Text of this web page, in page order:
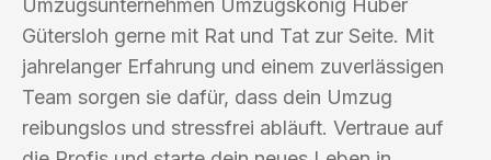
Umzugsunternehmen Umzugskönig Huber
Gütersloh gerne mit Rat und Tat zur Seite. Mit
jahrelanger Erfahrung und einem zuverlässigen
Team sorgen sie dafür, dass dein Umzug
reibungslos und stressfrei abläuft. Vertraue auf